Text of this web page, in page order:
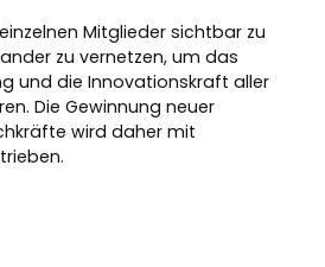
Mitglieder sichtbar zu
zu vernetzen, um das
und die Innovationskraft aller
Die Gewinnung neuer
wird daher mit